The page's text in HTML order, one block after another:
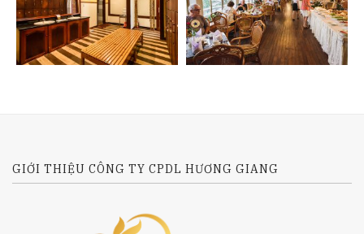
GIỚI THIỆU CÔNG TY CPDL HƯƠNG GIANG